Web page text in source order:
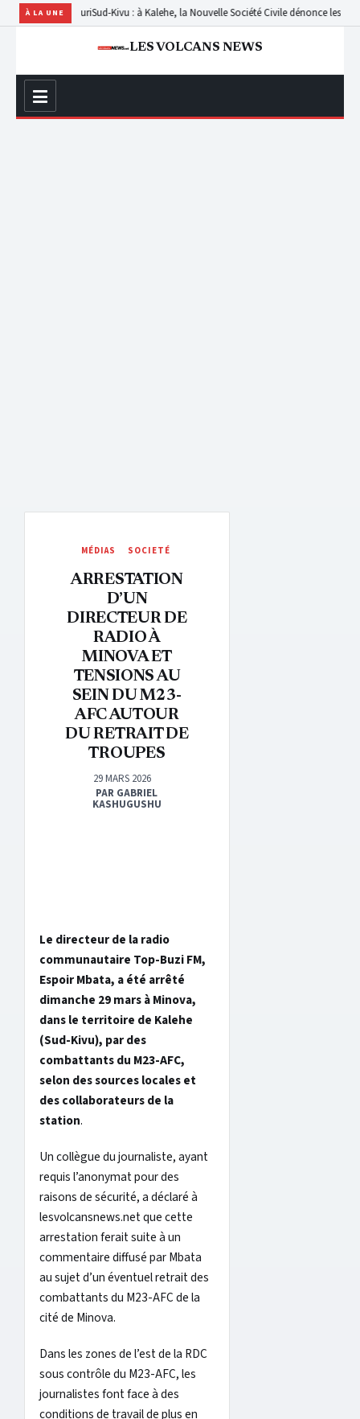
À LA UNE
TeturiSud-Kivu : à Kalehe, la Nouvelle Société Civile dénonce les retards de
LES VOLCANS NEWS
MÉDIAS SOCIETÉ
ARRESTATION
D’UN
DIRECTEUR DE
RADIO À
MINOVA ET
TENSIONS AU
SEIN DU M23-
AFC AUTOUR
DU RETRAIT DE
TROUPES
29 MARS 2026
PAR GABRIEL
KASHUGUSHU
Le directeur de la radio
communautaire Top-Buzi FM,
Espoir Mbata, a été arrêté
dimanche 29 mars à Minova,
dans le territoire de Kalehe
(Sud-Kivu), par des
combattants du M23-AFC,
selon des sources locales et
des collaborateurs de la
station.
Un collègue du journaliste, ayant
requis l’anonymat pour des
raisons de sécurité, a déclaré à
lesvolcansnews.net que cette
arrestation ferait suite à un
commentaire diffusé par Mbata
au sujet d’un éventuel retrait des
combattants du M23-AFC de la
cité de Minova.
Dans les zones de l’est de la RDC
sous contrôle du M23-AFC, les
journalistes font face à des
conditions de travail de plus en